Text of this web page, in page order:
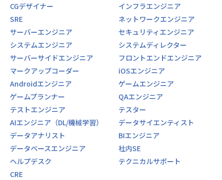
しかなかったため、
した。
エンジニアだけでなく採用・営業・教育といったやれる事が
増えるところは
アルテニアのいいところだと思います。
【業務の変更の範囲】
会社の規定に準ずる
・「自分のキャリアやスキルアップのために会社を利用して
成長してほしい」という社長のスタンスが本気であることを
実感します
-改善点
・チーム以外の社員と会う機会がほとんどないので、会える
機会があると嬉しい
・もう少し物理環境や仮想環境（特にVMware製品等）につ
いても学習できる機会が欲しい
弊社は「人柄採用」に注力しています！
少しでもご興味ありましたら、ぜひご応募ください。
業務内容の変更範囲
＜雇入時＞
システム開発関連業務
CGデザイナー
インフラエンジニア
SRE
ネットワークエンジニア
サーバーエンジニア
セキュリティエンジニア
システムエンジニア
システムディレクター
サーバーサイドエンジニア
フロントエンドエンジニア
マークアップコーダー
iOSエンジニア
Androidエンジニア
ゲームエンジニア
ゲームプランナー
QAエンジニア
テストエンジニア
テスター
AIエンジニア（DL/機械学習）
データサイエンティスト
データアナリスト
BIエンジニア
データベースエンジニア
社内SE
ヘルプデスク
テクニカルサポート
CRE